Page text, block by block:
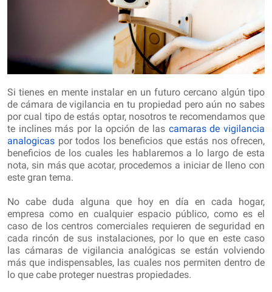
Si tienes en mente instalar en un futuro cercano algún tipo
de cámara de vigilancia en tu propiedad pero aún no sabes
por cual tipo de estás optar, nosotros te recomendamos que
te inclines más por la opción de las camaras de vigilancia
analogicas por todos los beneficios que estás nos ofrecen,
beneficios de los cuales les hablaremos a lo largo de esta
nota, sin más que acotar, procedemos a iniciar de lleno con
este gran tema.
No cabe duda alguna que hoy en día en cada hogar,
empresa como en cualquier espacio público, como es el
caso de los centros comerciales requieren de seguridad en
cada rincón de sus instalaciones, por lo que en este caso
las cámaras de vigilancia analógicas se están volviendo
más que indispensables, las cuales nos permiten dentro de
lo que cabe proteger nuestras propiedades.